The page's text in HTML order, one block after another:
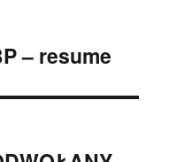
– resume